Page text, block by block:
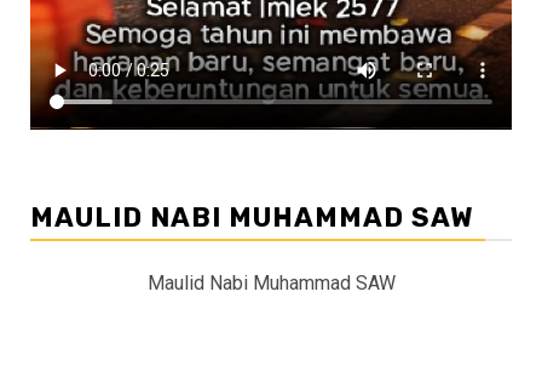
MAULID NABI MUHAMMAD SAW
Maulid Nabi Muhammad SAW